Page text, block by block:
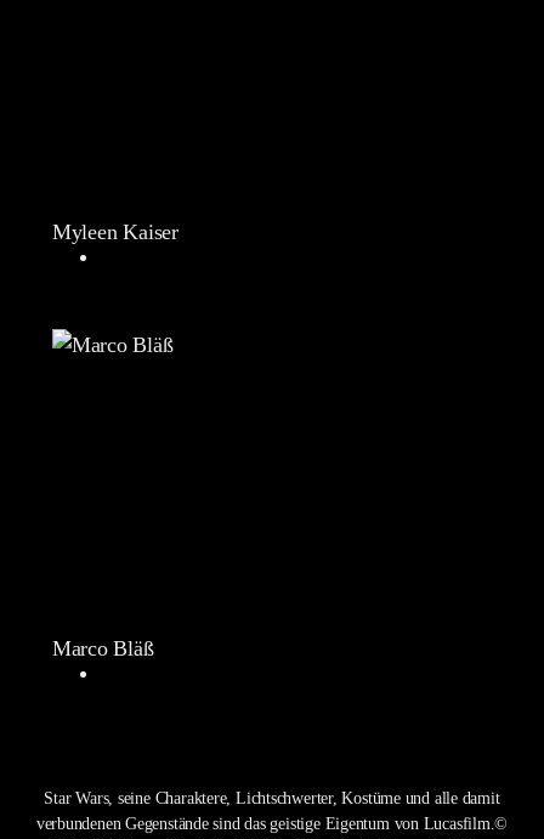
Myleen Kaiser
Marco Bläß
Star Wars, seine Charaktere, Lichtschwerter, Kostüme und alle damit
verbundenen Gegenstände sind das geistige Eigentum von Lucasfilm.©